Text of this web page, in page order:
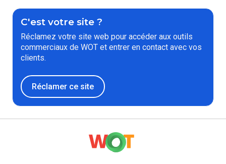
C'est votre site ?
Réclamez votre site web pour accéder aux outils
commerciaux de WOT et entrer en contact avec vos
clients.
Réclamer ce site